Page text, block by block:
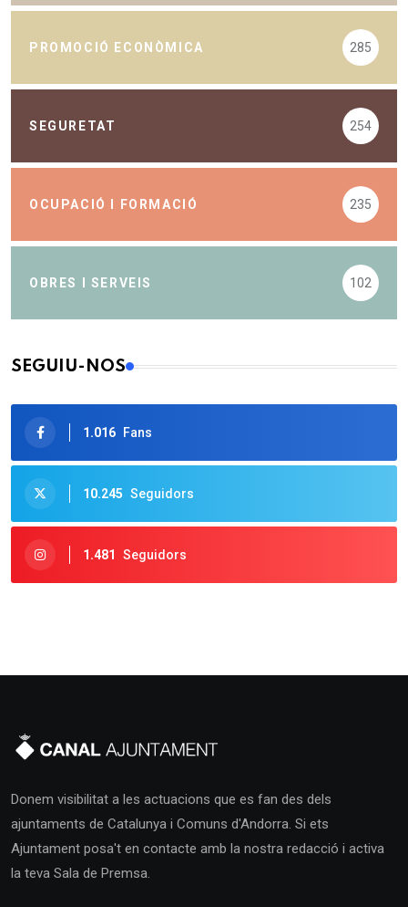
PROMOCIÓ ECONÒMICA 285
SEGURETAT 254
OCUPACIÓ I FORMACIÓ 235
OBRES I SERVEIS 102
SEGUIU-NOS
1.016 Fans
10.245 Seguidors
1.481 Seguidors
Donem visibilitat a les actuacions que es fan des dels
ajuntaments de Catalunya i Comuns d'Andorra. Si ets
Ajuntament posa't en contacte amb la nostra redacció i activa
la teva Sala de Premsa.